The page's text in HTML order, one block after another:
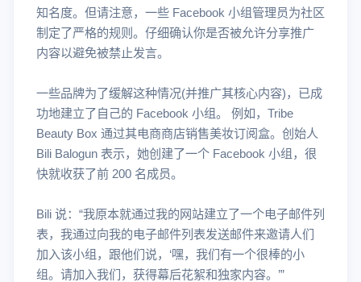
知名度。但请注意，一些 Facebook 小组管理员为社区
制定了严格的规则。仔细确认你是否被允许分享推广
内容以避免被禁止发言。
一些品牌为了缓解这种情况(并推广其核心内容)，已成
功地建立了自己的 Facebook 小组。 例如，Tribe
Beauty Box 通过其电商商店销售美妆订阅盒。创始人
Bili Balogun 表示，她创建了一个 Facebook 小组，很
快就收获了前 200 名成员。
Bili 说：“我原本就通过我的网站建立了一个电子邮件列
表，我通过向我的电子邮件列表发送邮件来邀请人们
加入该小组，跟他们说，‘嘿，我们有一个很棒的小
组。请加入我们，获得幕后花絮和独家内容。’”